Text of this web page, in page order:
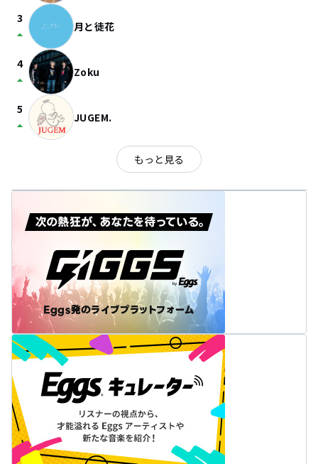
3
arrow_drop_up 月と徒花
4
arrow_drop_up Zoku
5
arrow_drop_up JUGEM.
もっと見る